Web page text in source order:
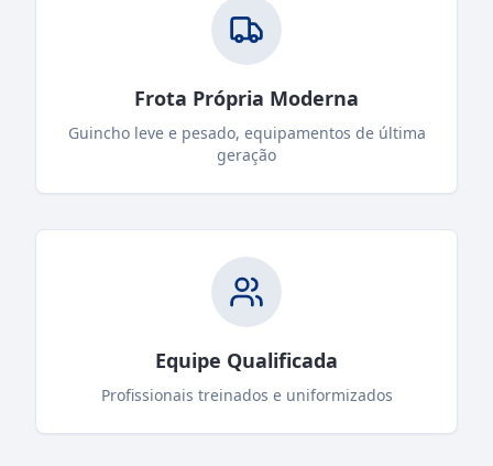
Frota Própria Moderna
Guincho leve e pesado, equipamentos de última
geração
Equipe Qualificada
Profissionais treinados e uniformizados